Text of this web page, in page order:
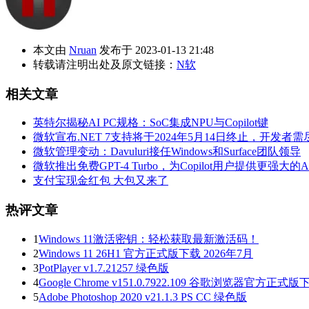
本文由 Nruan 发布于 2023-01-13 21:48
转载请注明出处及原文链接： N软
相关文章
英特尔揭秘AI PC规格：SoC集成NPU与Copilot键
微软宣布.NET 7支持将于2024年5月14日终止，开发者需
微软管理变动：Davuluri接任Windows和Surface团队领导
微软推出免费GPT-4 Turbo，为Copilot用户提供更强大的
支付宝现金红包 大包又来了
热评文章
1Windows 11激活密钥：轻松获取最新激活码！
2Windows 11 26H1 官方正式版下载 2026年7月
3PotPlayer v1.7.21257 绿色版
4Google Chrome v151.0.7922.109 谷歌浏览器官方正式版
5Adobe Photoshop 2020 v21.1.3 PS CC 绿色版